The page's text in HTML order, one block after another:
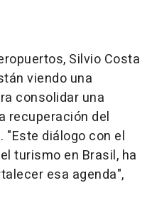
Silvio Costa
viendo una
consolidar una
recuperación del
diálogo con el
turismo en Brasil, ha
esa agenda",